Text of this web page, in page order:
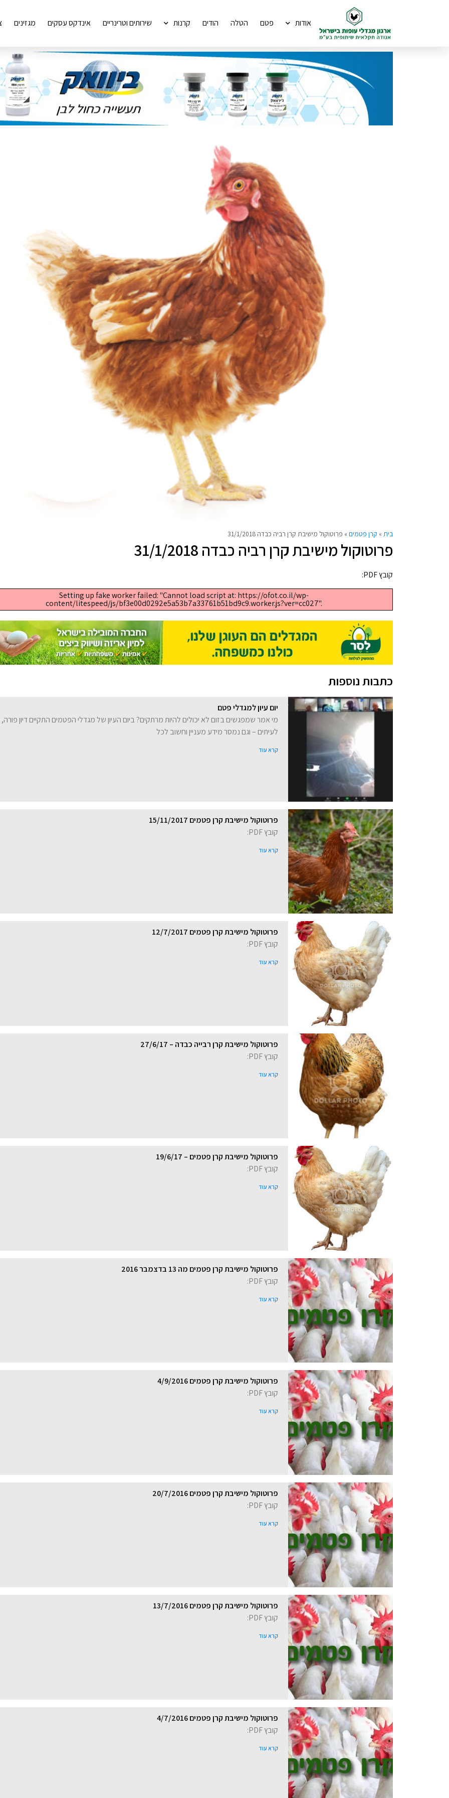
אודות פטם הטלה הודים קרנות שירותים וטרינריים אינדקס עסקים מגזינים
בית » קרן פטמים » פרוטוקול מישיבת קרן רביה כבדה 31/1/2018
פרוטוקול מישיבת קרן רביה כבדה 31/1/2018
קובץ PDF:
Setting up fake worker failed: "Cannot load script at: https://ofot.co.il/wp-
content/litespeed/js/bf3e00d0292e5a53b7a33761b51bd9c9.worker.js?ver=cc027".
כתבות נוספות
יום עיון למגדלי פטם
מי אמר שמפגשים בזום לא יכולים להיות מרתקים? ביום העיון של מגדלי הפטמים התקיים דיון
לעיתים – וגם נמסר מידע מעניין וחשוב לכל
קרא עוד
פרוטוקול מישיבת קרן פטמים 15/11/2017
קובץ PDF:
קרא עוד
פרוטוקול מישיבת קרן פטמים 12/7/2017
קובץ PDF:
קרא עוד
פרוטוקול מישיבת קרן רבייה כבדה – 27/6/17
קובץ PDF:
קרא עוד
פרוטוקול מישיבת קרן פטמים – 19/6/17
קובץ PDF:
קרא עוד
פרוטוקול מישיבת קרן פטמים מה 13 בדצמבר 2016
קובץ PDF:
קרא עוד
פרוטוקול מישיבת קרן פטמים 4/9/2016
קובץ PDF:
קרא עוד
פרוטוקול מישיבת קרן פטמים 20/7/2016
קובץ PDF:
קרא עוד
פרוטוקול מישיבת קרן פטמים 13/7/2016
קובץ PDF:
קרא עוד
פרוטוקול מישיבת קרן פטמים 4/7/2016
קובץ PDF:
קרא עוד